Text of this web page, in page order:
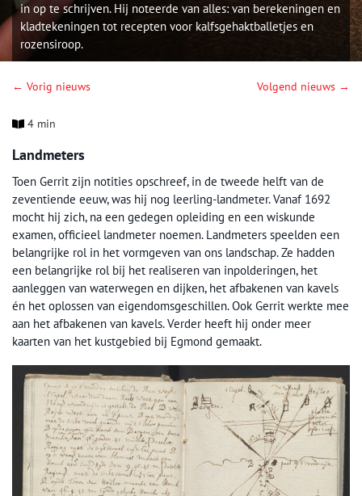
in op te schrijven. Hij noteerde van alles: van berekeningen en
kladtekeningen tot recepten voor kalfsgehaktballetjes en
rozensiroop.
← Vorig nieuws Volgend nieuws →
4 min
Landmeters
Toen Gerrit zijn notities opschreef, in de tweede helft van de
zeventiende eeuw, was hij nog leerling-landmeter. Vanaf 1692
mocht hij zich, na een gedegen opleiding en een wiskunde
examen, officieel landmeter noemen. Landmeters speelden een
belangrijke rol in het vormgeven van ons landschap. Ze hadden
een belangrijke rol bij het realiseren van inpolderingen, het
aanleggen van waterwegen en dijken, het afbakenen van kavels
én het oplossen van eigendomsgeschillen. Ook Gerrit werkte mee
aan het afbakenen van kavels. Verder heeft hij onder meer
kaarten van het kustgebied bij Egmond gemaakt.